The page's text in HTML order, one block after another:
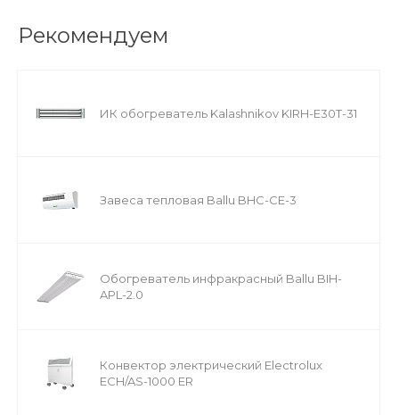
Рекомендуем
ИК обогреватель Kalashnikov KIRH-E30T-31
Завеса тепловая Ballu BHC-CE-3
Обогреватель инфракрасный Ballu BIH-
APL-2.0
Конвектор электрический Electrolux
ECH/AS-1000 ER